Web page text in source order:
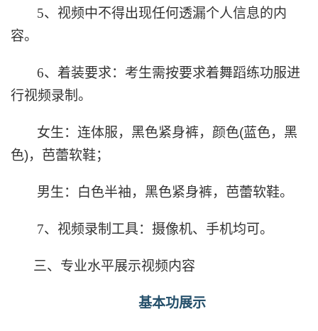
5、视频中不得出现任何透漏个人信息的内
容。
6、着装要求：考生需按要求着舞蹈练功服进
行视频录制。
女生：连体服，黑色紧身裤，颜色(蓝色，黑
色)，芭蕾软鞋；
男生：白色半袖，黑色紧身裤，芭蕾软鞋。
7、视频录制工具：摄像机、手机均可。
三、专业水平展示视频内容
基本功展示